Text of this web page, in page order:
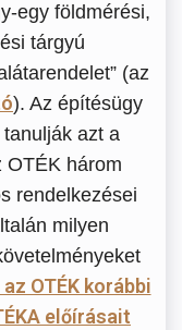
egy földmérési,
tárgyú
(az
). Az építésügy
azt a
OTÉK három
rendelkezései
milyen
OTÉK korábbi
előírásait